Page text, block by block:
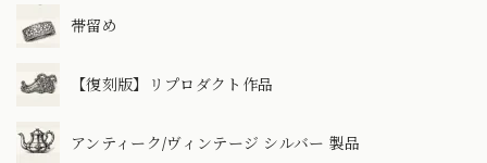
帯留め
【復刻版】リプロダクト作品
アンティーク/ヴィンテージ シルバー 製品